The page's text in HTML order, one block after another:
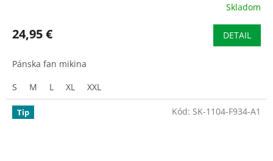
produktu
z
hviezdičiek.
Skladom
24,95 € DETAIL
Pánska fan mikina
S
M L XL XXL
Tip Kód: SK-1104-F934-A1